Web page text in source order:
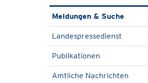
Meldungen & Suche
Landespressedienst
Publikationen
Amtliche Nachrichten